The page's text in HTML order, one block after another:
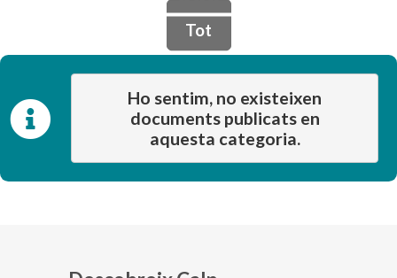
Tot
Ho sentim, no existeixen
documents publicats en
aquesta categoria.